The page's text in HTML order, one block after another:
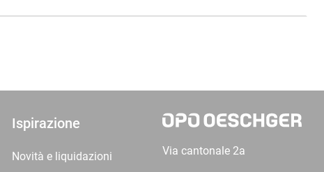
Ispirazione
Novità e liquidazioni
Via cantonale 2a